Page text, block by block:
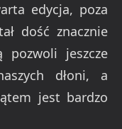
edycja, poza
dość znacznie
pozwoli jeszcze
dłoni, a
jest bardzo